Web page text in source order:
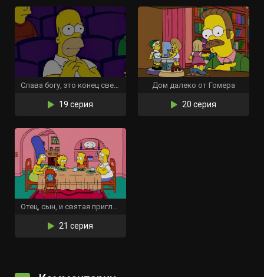
Слава богу, это конец света
19 серия
Дом далеко от Гомера
20 серия
Отец, сын, и святая приглашённая звезда
21 серия